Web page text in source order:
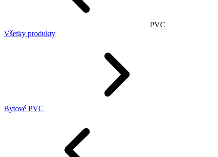
PVC
Všetky produkty
Bytové PVC